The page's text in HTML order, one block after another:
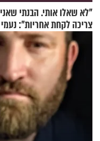
"לא שאלו אותי. הבנתי שאני
צריכה לקחת אחריות": נעמי
בנט בריאיון אישי